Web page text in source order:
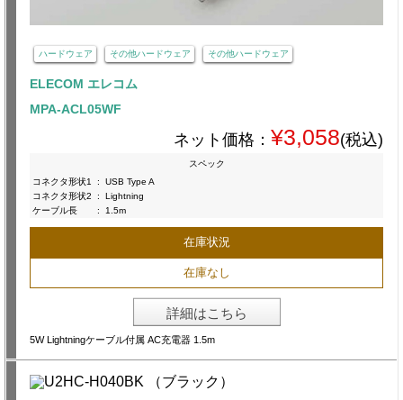
ハードウェア その他ハードウェア その他ハードウェア
ELECOM エレコム
MPA-ACL05WF
ネット価格： ¥3,058(税込)
スペック
コネクタ形状1
:
USB Type A
コネクタ形状2
:
Lightning
ケーブル長
: 1.5m
在庫状況
在庫なし
詳細はこちら
5W Lightningケーブル付属 AC充電器 1.5m